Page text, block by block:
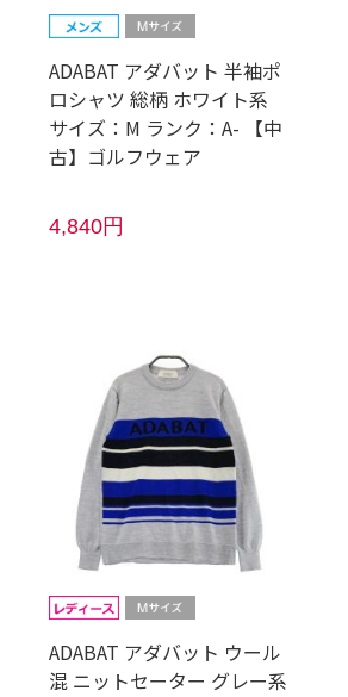
ADABAT アダバット 半袖ポ
ロシャツ 総柄 ホワイト系
サイズ：M ランク：A- 【中
古】ゴルフウェア
4,840円
ADABAT アダバット ウール
混 ニットセーター グレー系